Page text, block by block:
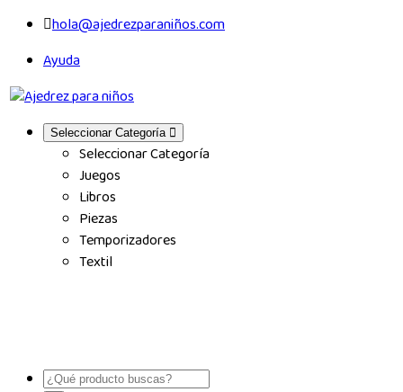
hola@ajedrezparaniños.com
Ayuda
Seleccionar Categoría
Seleccionar Categoría
Juegos
Libros
Piezas
Temporizadores
Textil